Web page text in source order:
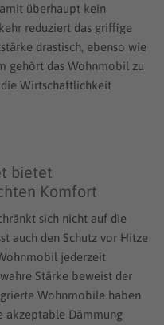
überhaupt kein
reduziert das griffige
drastisch, ebenso wie
gehört das Wohnmobil zu
Wirtschaftlichkeit
bietet
Komfort
sich nicht auf die
auch den Schutz vor Hitze
jederzeit
Stärke beweist der
Wohnmobile haben
akzeptable Dämmung